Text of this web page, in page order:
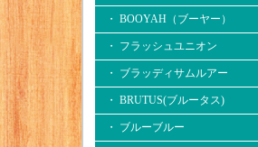
・ BOOYAH（ブーヤー）
・ フラッシュユニオン
・ ブラッディサムルアー
・ BRUTUS(ブルータス)
・ ブルーブルー